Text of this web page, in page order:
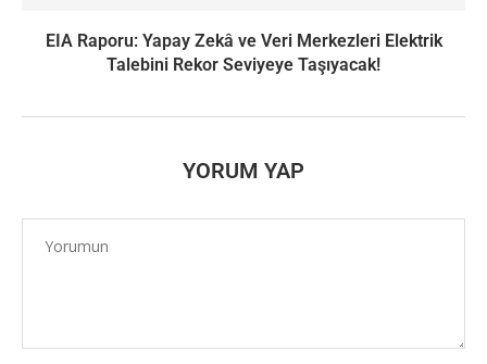
EIA Raporu: Yapay Zekâ ve Veri Merkezleri Elektrik
Talebini Rekor Seviyeye Taşıyacak!
YORUM YAP